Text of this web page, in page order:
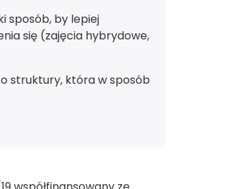
sposób, by lepiej
się (zajęcia hybrydowe,
struktury, która w sposób